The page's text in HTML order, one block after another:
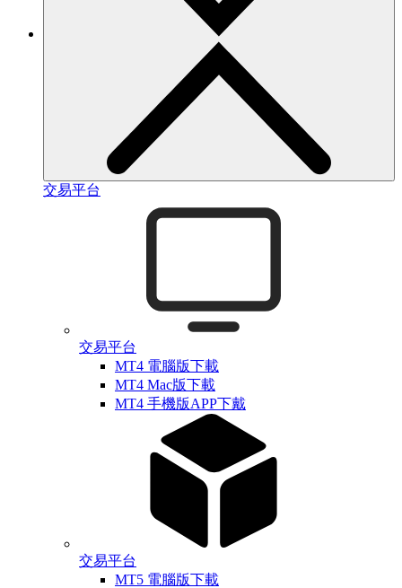
交易平台
交易平台
MT4 電腦版下載
MT4 Mac版下載
MT4 手機版APP下戴
交易平台
MT5 電腦版下載